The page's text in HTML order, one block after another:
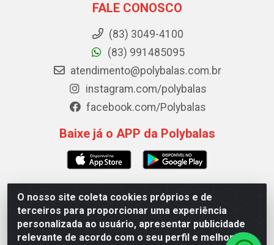
O nosso site coleta cookies próprios e de
terceiros para proporcionar uma experiência
personalizada ao usuário, apresentar publicidade
relevante de acordo com o seu perfil e melhorar a
FALE CONOSCO
(83) 3049-4100
(83) 991485095
atendimento@polybalas.com.br
instagram.com/polybalas
facebook.com/Polybalas
Baixe já o APP da Polybalas
Polybalas - Rua João Miguel de Souza, 173 Galpão B -
Ernesto Geisel, João Pessoa/PB - CEP 58.075-075 - CNPJ
00.909.327/0002-61